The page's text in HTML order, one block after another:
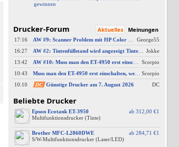
gewinnen
Drucker-Forum Aktuelles Meinungen
17:16
George55
16:27
AW #2: Tintenfüllstand wird angezeigt Tintenfüllstand wird angezeigt, aber unter Druckkopf-Status --
Jokke
13:42
AW #10: Muss man den ET-4950 erst einschalten, wenn man vom Mac drucken möchte?
Scorpio
10:43
Muss man den ET-4950 erst einschalten, wenn man vom Mac drucken möchte?
Scorpio
10:10
DC Günstige Drucker am 7. August 2026 DC
Beliebte Drucker
ab 312,00 €1
Epson Ecotank ET-3950
Multifunktionsdrucker (Tinte)
ab 284,71 €1
Brother MFC-L2860DWE
S/W-Multifunktionsdrucker (Laser/LED)